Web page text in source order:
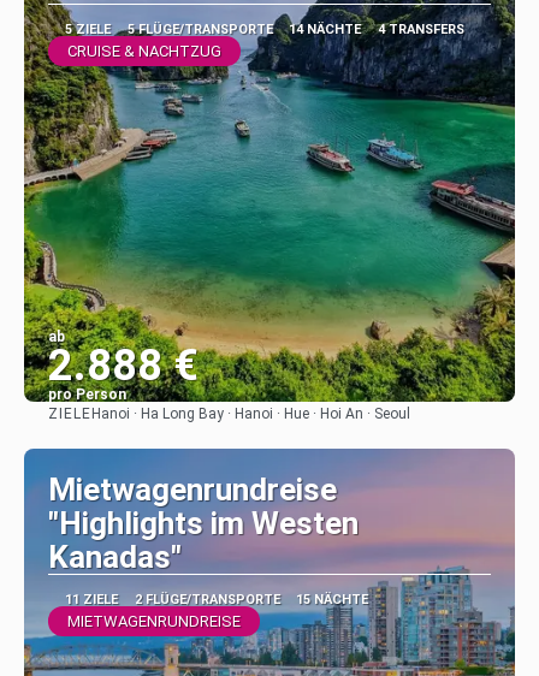
5 ZIELE 5 FLÜGE/TRANSPORTE 14 NÄCHTE 4 TRANSFERS
CRUISE & NACHTZUG
ab
2.888 €
pro Person
ZIELE Hanoi · Ha Long Bay · Hanoi · Hue · Hoi An · Seoul
Mietwagenrundreise
"Highlights im Westen
Kanadas"
11 ZIELE 2 FLÜGE/TRANSPORTE 15 NÄCHTE
MIETWAGENRUNDREISE